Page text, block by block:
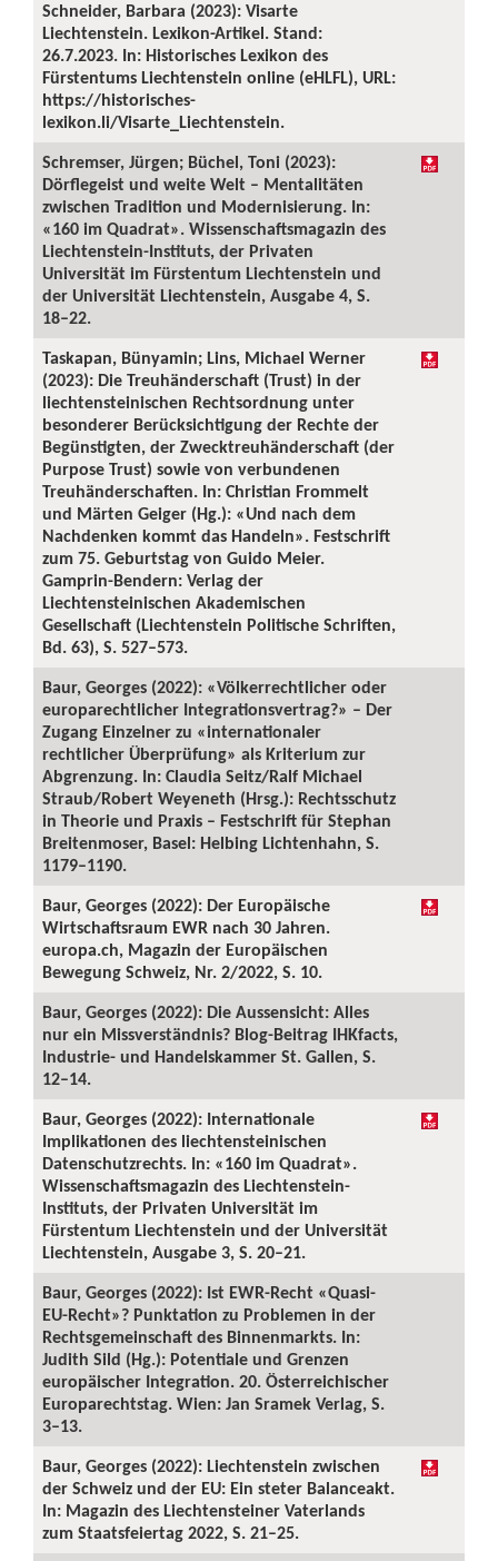
Schneider, Barbara (2023): Visarte
Liechtenstein. Lexikon-Artikel. Stand:
26.7.2023. In: Historisches Lexikon des
Fürstentums Liechtenstein online (eHLFL), URL:
https://historisches-
lexikon.li/Visarte_Liechtenstein.
Schremser, Jürgen; Büchel, Toni (2023):
Dörflegeist und weite Welt – Mentalitäten
zwischen Tradition und Modernisierung. In:
«160 im Quadrat». Wissenschaftsmagazin des
Liechtenstein-Instituts, der Privaten
Universität im Fürstentum Liechtenstein und
der Universität Liechtenstein, Ausgabe 4, S.
18–22.
Taskapan, Bünyamin; Lins, Michael Werner
(2023): Die Treuhänderschaft (Trust) in der
liechtensteinischen Rechtsordnung unter
besonderer Berücksichtigung der Rechte der
Begünstigten, der Zwecktreuhänderschaft (der
Purpose Trust) sowie von verbundenen
Treuhänderschaften. In: Christian Frommelt
und Märten Geiger (Hg.): «Und nach dem
Nachdenken kommt das Handeln». Festschrift
zum 75. Geburtstag von Guido Meier.
Gamprin-Bendern: Verlag der
Liechtensteinischen Akademischen
Gesellschaft (Liechtenstein Politische Schriften,
Bd. 63), S. 527–573.
Baur, Georges (2022): «Völkerrechtlicher oder
europarechtlicher Integrationsvertrag?» – Der
Zugang Einzelner zu «internationaler
rechtlicher Überprüfung» als Kriterium zur
Abgrenzung. In: Claudia Seitz/Ralf Michael
Straub/Robert Weyeneth (Hrsg.): Rechtsschutz
in Theorie und Praxis – Festschrift für Stephan
Breitenmoser, Basel: Helbing Lichtenhahn, S.
1179–1190.
Baur, Georges (2022): Der Europäische
Wirtschaftsraum EWR nach 30 Jahren.
europa.ch, Magazin der Europäischen
Bewegung Schweiz, Nr. 2/2022, S. 10.
Baur, Georges (2022): Die Aussensicht: Alles
nur ein Missverständnis? Blog-Beitrag IHKfacts,
Industrie- und Handelskammer St. Gallen, S.
12–14.
Baur, Georges (2022): Internationale
Implikationen des liechtensteinischen
Datenschutzrechts. In: «160 im Quadrat».
Wissenschaftsmagazin des Liechtenstein-
Instituts, der Privaten Universität im
Fürstentum Liechtenstein und der Universität
Liechtenstein, Ausgabe 3, S. 20–21.
Baur, Georges (2022): Ist EWR-Recht «Quasi-
EU-Recht»? Punktation zu Problemen in der
Rechtsgemeinschaft des Binnenmarkts. In:
Judith Sild (Hg.): Potentiale und Grenzen
europäischer Integration. 20. Österreichischer
Europarechtstag. Wien: Jan Sramek Verlag, S.
3–13.
Baur, Georges (2022): Liechtenstein zwischen
der Schweiz und der EU: Ein steter Balanceakt.
In: Magazin des Liechtensteiner Vaterlands
zum Staatsfeiertag 2022, S. 21–25.